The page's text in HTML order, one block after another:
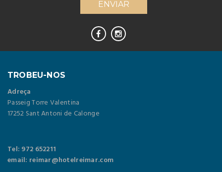
TROBEU-NOS
Adreça
Passeig Torre Valentina
17252 Sant Antoni de Calonge
Tel: 972 652211
email: reimar@hotelreimar.com